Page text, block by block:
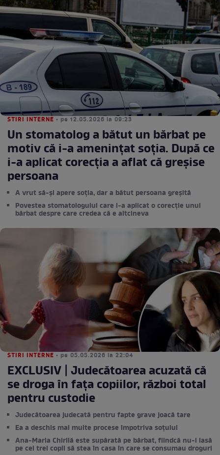
STIRI INTERNE • pe 12.05.2026 la 09:23
Un stomatolog a bătut un bărbat pe
motiv că i-a amenințat soția. După ce
i-a aplicat corecția a aflat că greșise
persoana
A vrut să-și apere soția, dar a bătut persoana greșită
Povestea stomatologului care i-a aplicat o corecție unui
bărbat despre care credea că e altcineva
STIRI INTERNE • pe 05.05.2026 la 22:04
EXCLUSIV | Judecătoarea acuzată că
se droga în fața copiilor, război total
pentru custodie
Judecătoarea judecată pentru fapte grave joacă tare
Ea a deschis mai multe procese împotriva soțului
Ana-Maria Chirilă este supărată pe bărbat, fiindcă nu-i lasă
pe cei trei copii să stea în casa în care se consumau droguri